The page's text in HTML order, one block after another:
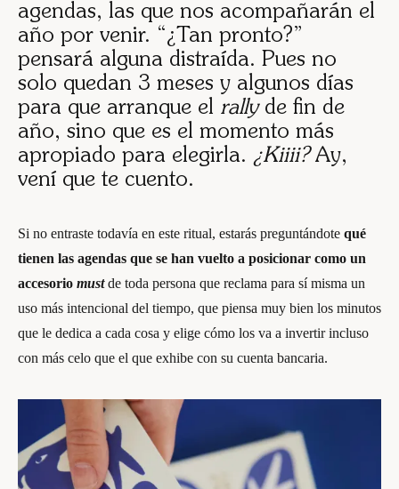
agendas, las que nos acompañarán el
año por venir. “¿Tan pronto?”
pensará alguna distraída. Pues no
solo quedan 3 meses y algunos días
para que arranque el rallyde fin de
año, sino que es el momento más
apropiado para elegirla. ¿Kiiii?Ay,
vení que te cuento.
Si no entraste todavía en este ritual, estarás preguntándote qué
tienen las agendas que se han vuelto a posicionar como un
accesorio mustde toda persona que reclama para sí misma un
uso más intencional del tiempo, que piensa muy bien los minutos
que le dedica a cada cosa y elige cómo los va a invertir incluso
con más celo que el que exhibe con su cuenta bancaria.